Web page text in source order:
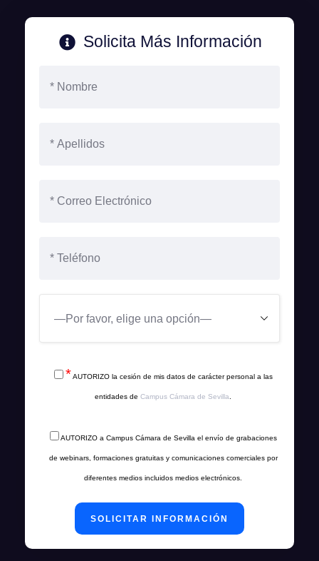
Solicita Más Información
* AUTORIZO la cesión de mis datos de carácter personal a las
entidades de Campus Cámara de Sevilla
AUTORIZO a Campus Cámara de Sevilla el envío de grabaciones
de webinars, formaciones gratuitas y comunicaciones comerciales por
diferentes medios incluidos medios electrónicos.